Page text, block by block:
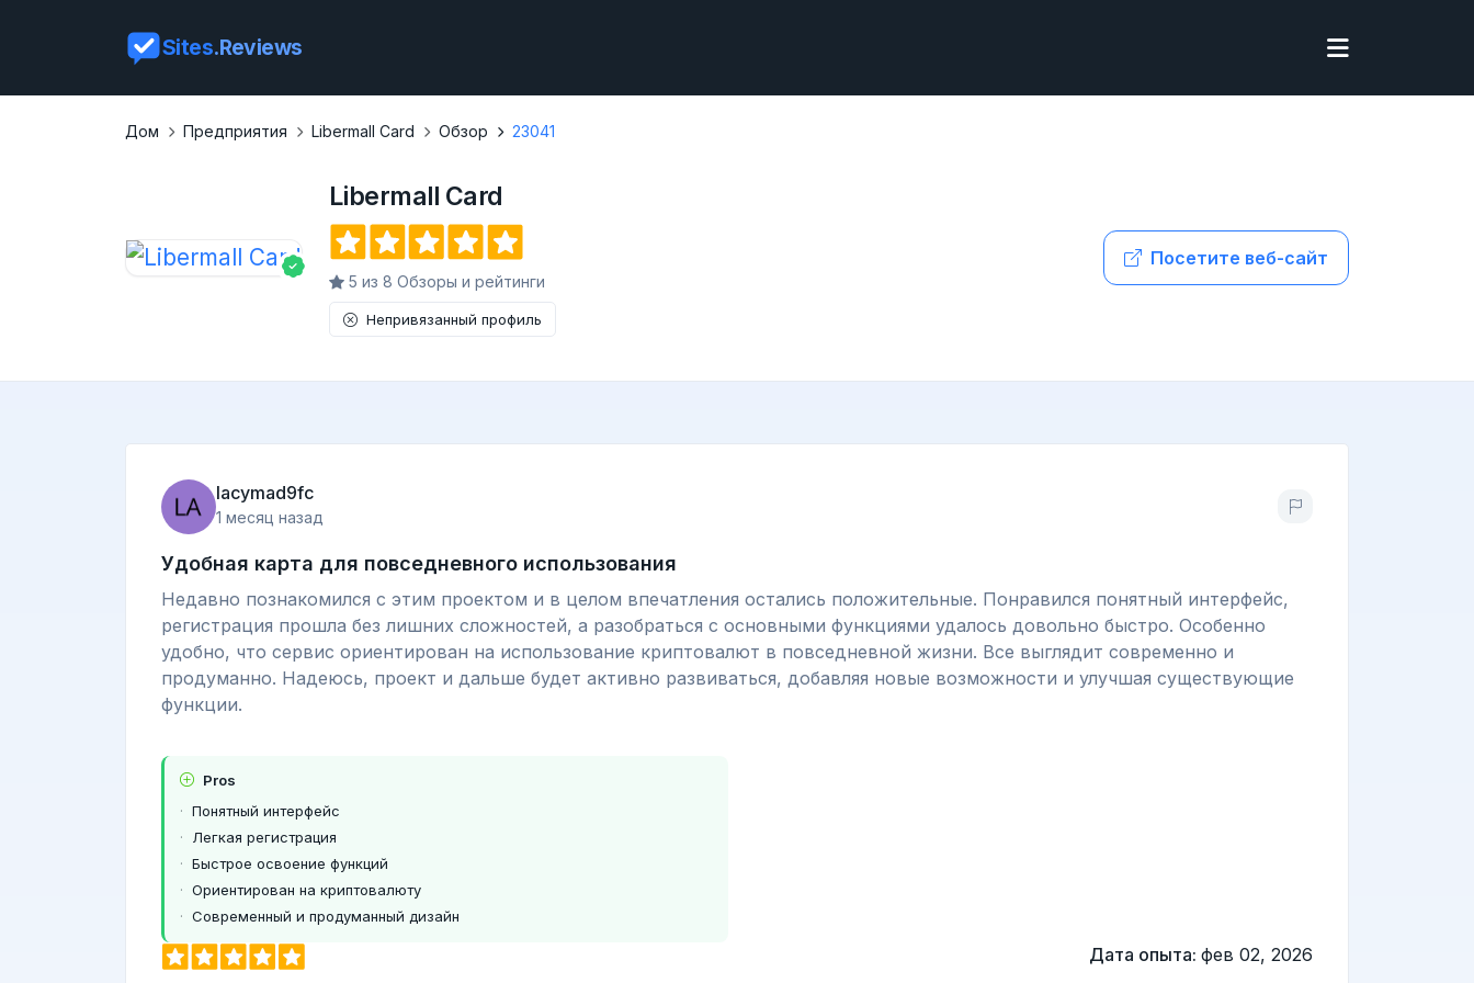
Sites.Reviews
Дом Предприятия Libermall Card Обзор 23041
Libermall Card
5 из 8 Обзоры и рейтинги
Непривязанный профиль
Посетите веб-сайт
lacymad9fc
1 месяц назад
Удобная карта для повседневного использования
Недавно познакомился с этим проектом и в целом впечатления остались положительные. Понравился понятный интерфейс,
регистрация прошла без лишних сложностей, а разобраться с основными функциями удалось довольно быстро. Особенно
удобно, что сервис ориентирован на использование криптовалют в повседневной жизни. Все выглядит современно и
продуманно. Надеюсь, проект и дальше будет активно развиваться, добавляя новые возможности и улучшая существующие
функции.
Pros
Понятный интерфейс
Легкая регистрация
Быстрое освоение функций
Ориентирован на криптовалюту
Современный и продуманный дизайн
Дата опыта: фев 02, 2026